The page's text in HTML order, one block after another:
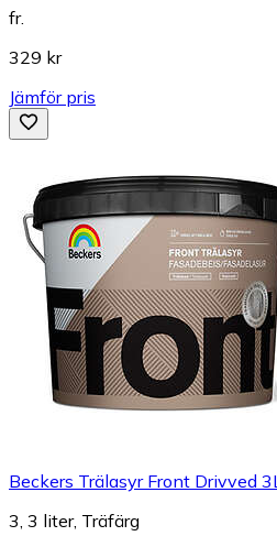
fr.
329 kr
Jämför pris
Beckers Trälasyr Front Drivved 3L
3, 3 liter, Träfärg